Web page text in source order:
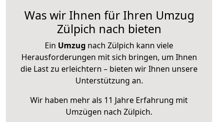
Was wir Ihnen für Ihren Umzug
Zülpich nach bieten
Ein Umzug nach Zülpich kann viele
Herausforderungen mit sich bringen, um Ihnen
die Last zu erleichtern – bieten wir Ihnen unsere
Unterstützung an.
Wir haben mehr als 11 Jahre Erfahrung mit
Umzügen nach Zülpich.